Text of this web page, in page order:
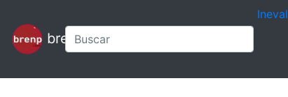
brenp
Ineval